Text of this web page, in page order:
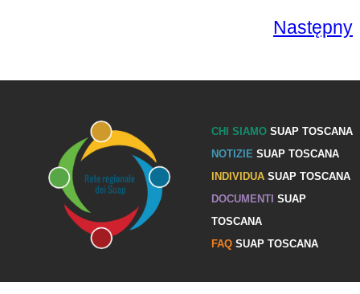
Następny
CHI SIAMOSUAP TOSCANA
NOTIZIE SUAP TOSCANA
INDIVIDUASUAP TOSCANA
DOCUMENTI SUAP
TOSCANA
FAQSUAP TOSCANA